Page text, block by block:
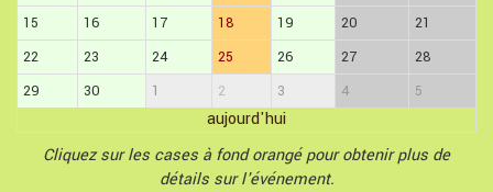
15
16 17 18 19 20
21
22
23 24 25 26 27
28
29
30 1 2 3 4 5
aujourd'hui
Cliquez sur les cases à fond orangé pour obtenir plus de
détails sur l'événement.